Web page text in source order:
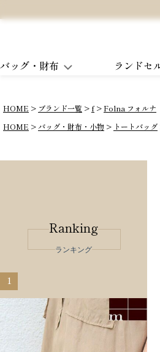
バッグ・財布 ランドセ
HOME ブランド一覧 f
Folna フォルナ
HOME
バッグ・財布・小物 トートバッグ
Ranking
ランキング
1